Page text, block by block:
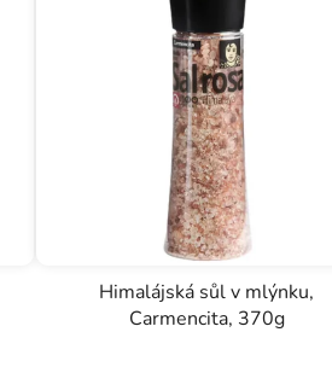
Himalájská sůl v mlýnku,
Carmencita, 370g